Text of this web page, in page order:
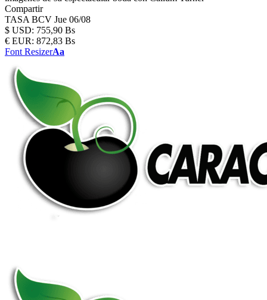
Compartir
TASA BCV Jue 06/08
$ USD: 755,90 Bs
€ EUR: 872,83 Bs
Font ResizerAa